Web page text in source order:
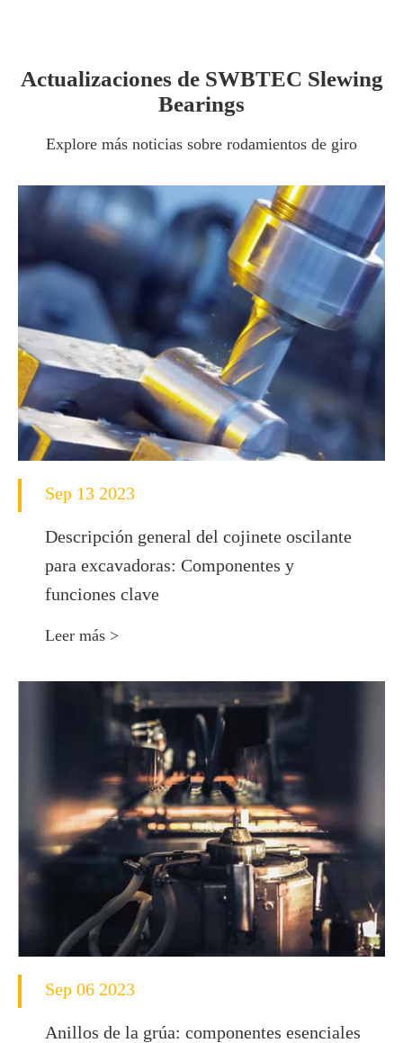
Actualizaciones de SWBTEC Slewing
Bearings
Explore más noticias sobre rodamientos de giro
Sep 13 2023
Descripción general del cojinete oscilante
para excavadoras: Componentes y
funciones clave
Leer más >
Sep 06 2023
Anillos de la grúa: componentes esenciales